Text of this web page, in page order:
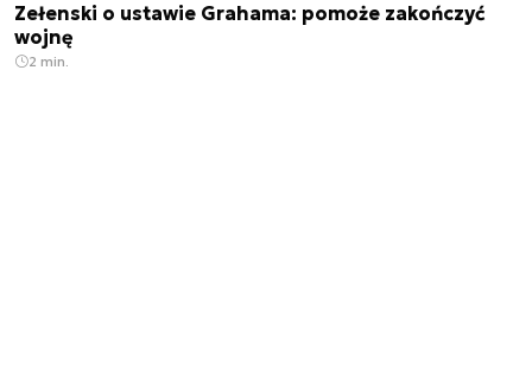
Zełenski o ustawie Grahama: pomoże zakończyć
wojnę
2 min.